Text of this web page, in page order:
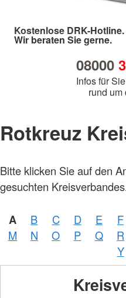
Kostenlose DRK-Hotline.
Wir beraten Sie gerne.
08000
Infos für
rund um
Rotkreuz
Bitte klicken Sie auf den
gesuchten
A B C D E F
M
N O P Q R
Y